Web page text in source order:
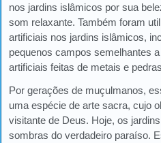
nos jardins islâmicos por sua
som relaxante. Também foram
artificiais nos jardins islâmicos,
pequenos campos semelhantes
artificiais feitas de metais e
Por gerações de muçulmanos,
uma espécie de arte sacra, cujo
visitante de Deus. Hoje, os
sombras do verdadeiro paraíso.